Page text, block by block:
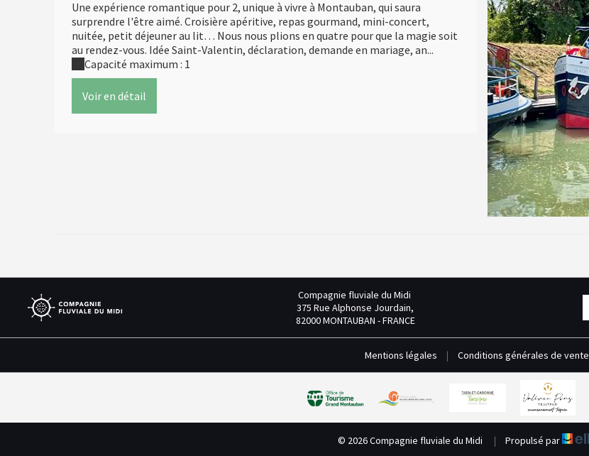
Une expérience romantique pour 2, unique à vivre à Montauban, qui saura
surprendre l'être aimé. Croisière apéritive, repas gourmand, mini-concert,
nuitée, petit déjeuner au lit… Nous nous plions en quatre pour que la magie soit
au rendez-vous. Idée Saint-Valentin, déclaration, demande en mariage, an...
Capacité maximum : 1
Voir en détail
Compagnie fluviale du Midi
375 Rue Alphonse Jourdain,
82000 MONTAUBAN - FRANCE
Mentions légales | Conditions générales de vente
© 2026 Compagnie fluviale du Midi | Propulsé par